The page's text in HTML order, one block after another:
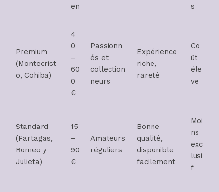
en
s
Premium
(Montecrist
o, Cohiba)
4
0
–
60
0
€
Passionn
és et
collection
neurs
Expérience
riche,
rareté
Co
ût
éle
vé
Standard
(Partagas,
Romeo y
Julieta)
15
–
90
€
Amateurs
réguliers
Bonne
qualité,
disponible
facilement
Moi
ns
exc
lusi
f